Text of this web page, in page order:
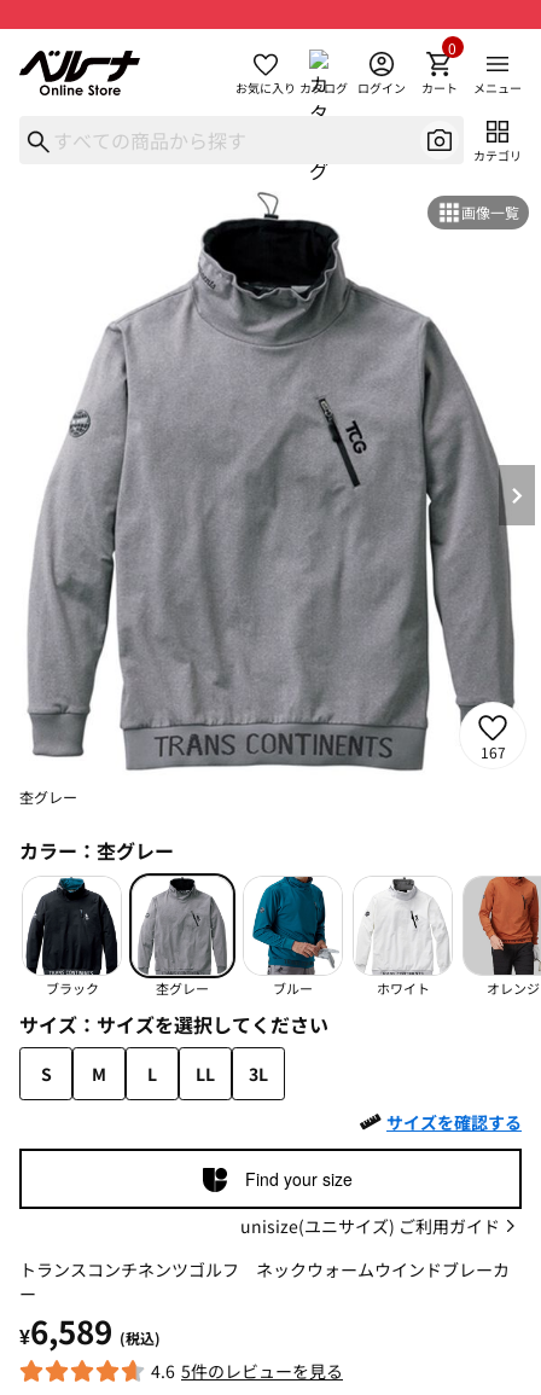
お気に入り カタログ ログイン カート
0
メニュー
カテゴリ
画像一覧
167
杢グレー
カラー： 杢グレー
ブラック 杢グレー ブルー ホワイト オレンジ
サイズ： サイズを選択してください
S M L LL
3L
サイズを確認する
Find your size
unisize(ユニサイズ) ご利用ガイド
トランスコンチネンツゴルフ ネックウォームウインドブレーカ
ー
¥6,589 (税込)
4.6 5件のレビューを見る